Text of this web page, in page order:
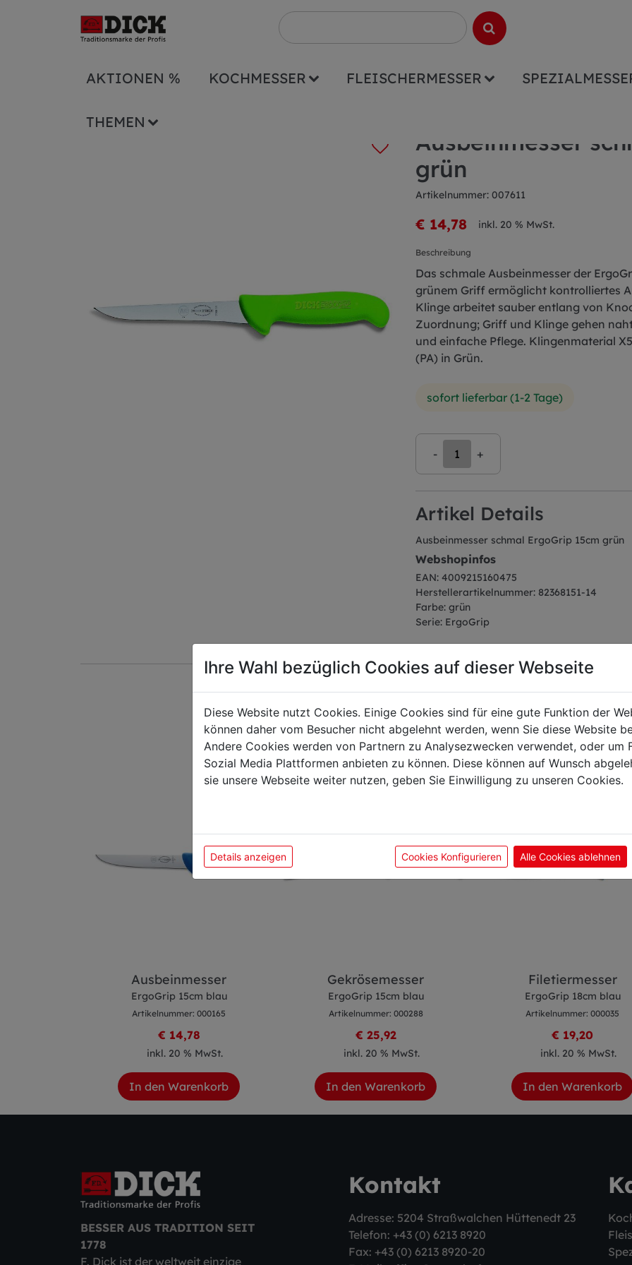
AKTIONEN % KOCHMESSER FLEISCHERMESSER
THEMEN
Ausbeinmesser
grün
Artikelnummer: 007611
€ 14,78 inkl. 20 % MwSt.
Beschreibung
Das schmale Ausbeinmesser der
grünem Griff ermöglicht kontrolliertes
Klinge arbeitet sauber entlang von
Zuordnung; Griff und Klinge gehen
und einfache Pflege. Klingenmaterial
(PA) in Grün.
sofort lieferbar (1-2 Tage)
- +
Artikel Details
Ausbeinmesser schmal ErgoGrip 15cm grün
Webshopinfos
EAN: 4009215160475
Herstellerartikelnummer: 82368151-14
Farbe: grün
Serie: ErgoGrip
Das könnte Sie auch
Ausbeinmesser
ErgoGrip 15cm blau
Artikelnummer: 000165
€ 14,78
inkl. 20 % MwSt.
In den Warenkorb
Gekrösemesser
ErgoGrip 15cm blau
Artikelnummer: 000288
€ 25,92
inkl. 20 % MwSt.
In den Warenkorb
Filetiermesser
ErgoGrip 18cm blau
Artikelnummer: 000035
€ 19,20
inkl. 20 % MwSt.
In den Warenkorb
BESSER AUS TRADITION SEIT
1778
F. Dick ist der weltweit einzige
Kontakt
Adresse: 5204 Straßwalchen Hüttenedt 23
Telefon: +43 (0) 6213 8920
Fax: +43 (0) 6213 8920-20
Ihre Wahl bezüglich Cookies auf dieser Webseite
Diese Website nutzt Cookies. Einige Cookies sind für eine gute Funktion der
können daher vom Besucher nicht abgelehnt werden, wenn Sie diese Website
Andere Cookies werden von Partnern zu Analysezwecken verwendet, oder um
Sozial Media Plattformen anbieten zu können. Diese können auf Wunsch
sie unsere Webseite weiter nutzen, geben Sie Einwilligung zu unseren Cookies.
Details anzeigen Cookies Konfigurieren Alle Cookies ablehnen